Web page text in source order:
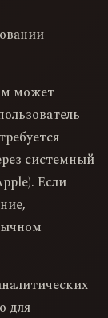
может
системный
Если
для